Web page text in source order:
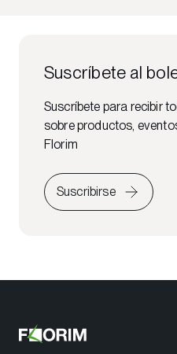
Suscríbete al
Suscríbete para recibir
sobre productos,
Florim
Suscribirse